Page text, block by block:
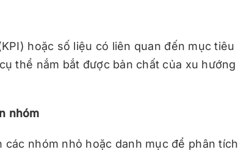
hoặc số liệu có liên quan đến mục tiêu
thể nắm bắt được bản chất của xu hướng
nhóm
nhóm nhỏ hoặc danh mục để phân tích